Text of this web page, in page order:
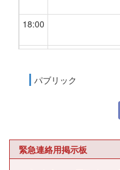
18:00
20:00
22:00
パブリック
緊急連絡用掲示板